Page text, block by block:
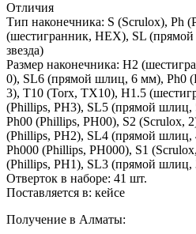
Отличия
Тип наконечника: S (Scrulox), Ph
(шестигранник, HEX), SL
звезда)
Размер наконечника: H2
0), SL6 (прямой шлиц, 6 мм), Ph0
3), T10 (Torx, TX10), H1.5
(Phillips, PH3), SL5 (прямой
Ph00 (Phillips, PH00), S2 (Scrulox,
(Phillips, PH2), SL4 (прямой
Ph000 (Phillips, PH000), S1
(Phillips, PH1), SL3 (прямой
Отверток в наборе: 41 шт.
Поставляется в: кейсе
Получение в Алматы: